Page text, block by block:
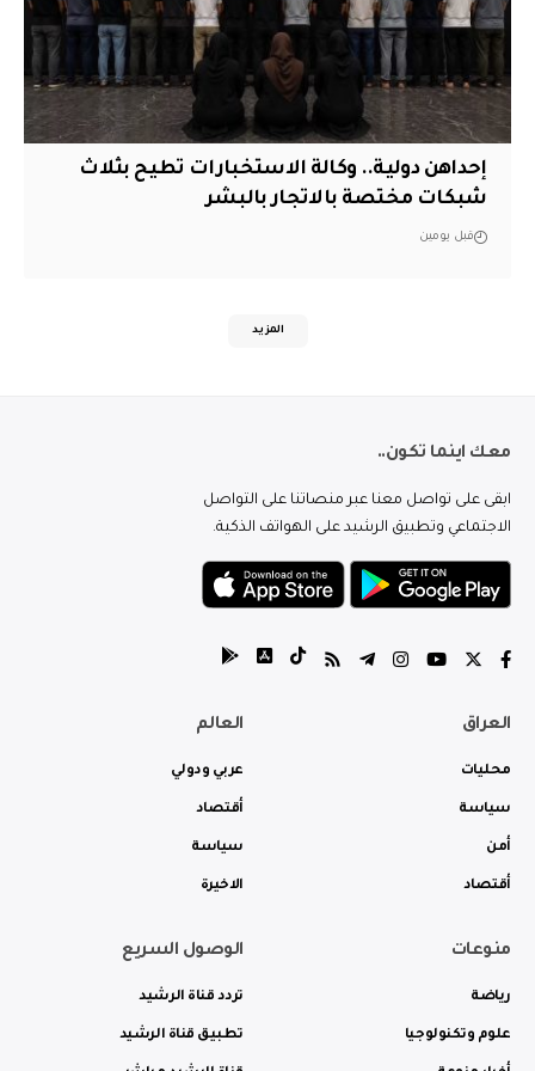
إحداهن دولية.. وكالة الاستخبارات تطيح بثلاث
شبكات مختصة بالاتجار بالبشر
قبل يومين
المزيد
معك اينما تكون..
ابقى على تواصل معنا عبر منصاتنا على التواصل
الاجتماعي وتطبيق الرشيد على الهواتف الذكية.
العراق
محليات
سياسة
أمن
أقتصاد
العالم
عربي ودولي
أقتصاد
سياسة
الاخيرة
منوعات
رياضة
علوم وتكنولوجيا
الوصول السريع
تردد قناة الرشيد
تطبيق قناة الرشيد